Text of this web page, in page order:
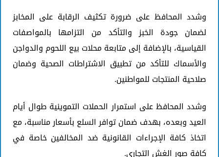
وشدد المحافظ على ضرورة تكثيف الرقابة على المخابز
لضمان جودة الخبز والتأكد من التزامها بالمواصفات
القياسية، بالإضافة إلى متابعة محلات بيع اللحوم والدواجن
والأسماك للتأكد من تطبيق الاشتراطات الصحية وضمان
صلاحية المنتجات للمواطنين.
وشدد المحافظ على استمرار الحملات التموينية طوال أيام
العيد وبعده، بهدف ضمان توافر السلع بأسعار مناسبة، مع
اتخاذ كافة الإجراءات القانونية ضد المخالفين خاصة في
كافة صور الغش التجاري.